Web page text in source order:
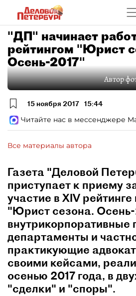
"ДП" начинает
рейтингом "Юрист
Осень-2017"
Автор
15 ноября 2017 15:44
Читайте нас в мессенджере
Все материалы автора
Газета "Деловой
приступает к приему
участие в XIV
"Юрист сезона.
внутрикорпоративные
департаменты и
практикующие
своими кейсами,
осенью 2017 года, в
"сделки" и "споры".